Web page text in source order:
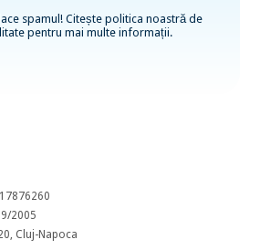
spamul! Citește politica noastră de
pentru mai multe informații.
2005
Cluj-Napoca